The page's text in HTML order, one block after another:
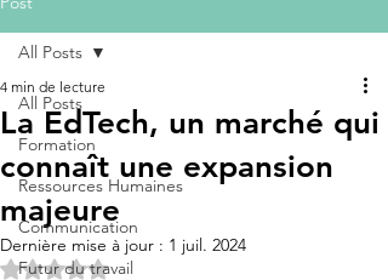
All Posts
Formation
Ressources Humaines
Communication
Futur du travail
All Posts
La EdTech, un marché qui
connaît une expansion
majeure
4 min de lecture
Dernière mise à jour : 1 juil. 2024
Noté NaN étoiles sur 5.